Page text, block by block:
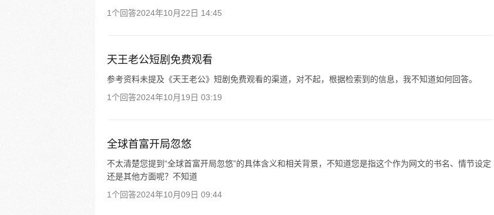
1个回答2024年10月22日 14:45
天王老公短剧免费观看
参考资料未提及《天王老公》短剧免费观看的渠道，对不起，根据检索到的信息，我不知道如何回答。
1个回答2024年10月19日 03:19
全球首富开局忽悠
不太清楚您提到“全球首富开局忽悠”的具体含义和相关背景，不知道您是指这个作为网文的书名、情节设定
还是其他方面呢？不知道
1个回答2024年10月09日 09:44